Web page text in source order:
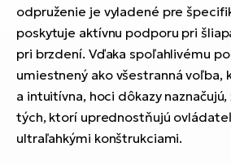
odpruženie je vyladené pre
poskytuje aktívnu podporu pri
pri brzdení. Vďaka spoľahlivému
umiestnený ako všestranná voľba,
a intuitívna, hoci dôkazy
tých, ktorí uprednostňujú
ultraľahkými konštrukciami.